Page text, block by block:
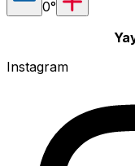
0°
Instagram